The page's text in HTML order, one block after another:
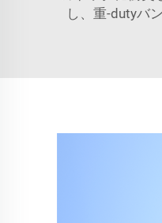
し、重-dutyバ